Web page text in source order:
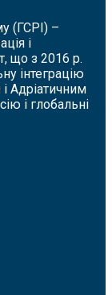
(ГСРІ) –
і
що з 2016 р.
інтеграцію
Адріатичним
і глобальні